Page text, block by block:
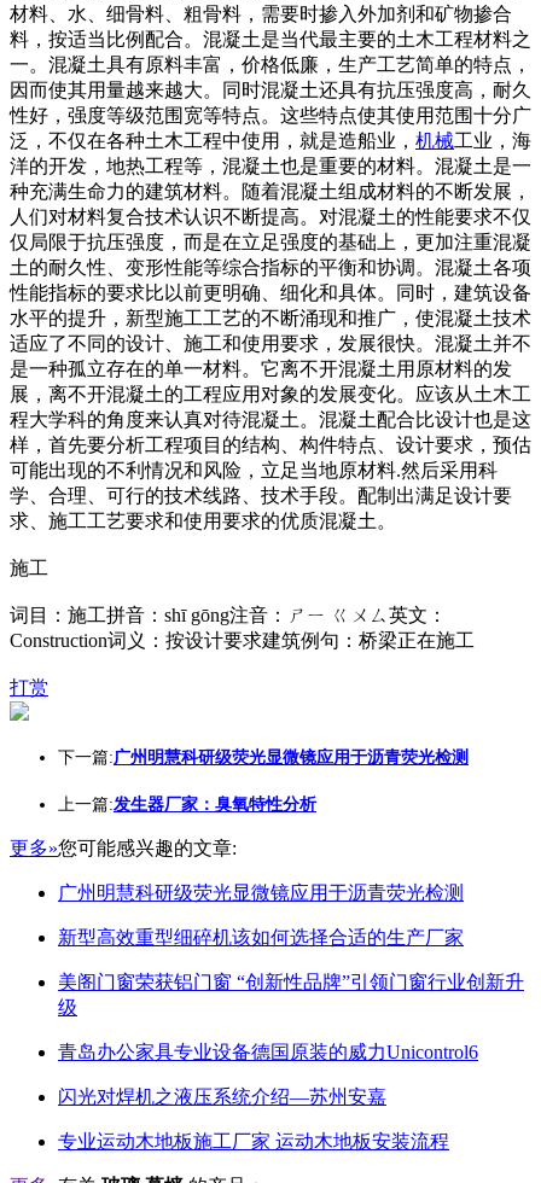
材料、水、细骨料、粗骨料，需要时掺入外加剂和矿物掺合
料，按适当比例配合。混凝土是当代最主要的土木工程材料之
一。混凝土具有原料丰富，价格低廉，生产工艺简单的特点，
因而使其用量越来越大。同时混凝土还具有抗压强度高，耐久
性好，强度等级范围宽等特点。这些特点使其使用范围十分广
泛，不仅在各种土木工程中使用，就是造船业， 机械工业，海
洋的开发，地热工程等，混凝土也是重要的材料。混凝土是一
种充满生命力的建筑材料。随着混凝土组成材料的不断发展，
人们对材料复合技术认识不断提高。对混凝土的性能要求不仅
仅局限于抗压强度，而是在立足强度的基础上，更加注重混凝
土的耐久性、变形性能等综合指标的平衡和协调。混凝土各项
性能指标的要求比以前更明确、细化和具体。同时，建筑设备
水平的提升，新型施工工艺的不断涌现和推广，使混凝土技术
适应了不同的设计、施工和使用要求，发展很快。混凝土并不
是一种孤立存在的单一材料。它离不开混凝土用原材料的发
展，离不开混凝土的工程应用对象的发展变化。应该从土木工
程大学科的角度来认真对待混凝土。混凝土配合比设计也是这
样，首先要分析工程项目的结构、构件特点、设计要求，预估
可能出现的不利情况和风险，立足当地原材料.然后采用科
学、合理、可行的技术线路、技术手段。配制出满足设计要
求、施工工艺要求和使用要求的优质混凝土。
施工
词目：施工拼音：shī gōng注音：ㄕㄧ ㄍㄨㄙ英文：
Construction词义：按设计要求建筑例句：桥梁正在施工
打赏
下一篇:广州明慧科研级荧光显微镜应用于沥青荧光检测
上一篇:发生器厂家：臭氧特性分析
更多»您可能感兴趣的文章:
广州明慧科研级荧光显微镜应用于沥青荧光检测
新型高效重型细碎机该如何选择合适的生产厂家
美阁门窗荣获铝门窗 “创新性品牌”引领门窗行业创新升
级
青岛办公家具专业设备德国原装的威力Unicontrol6
闪光对焊机之液压系统介绍—苏州安嘉
专业运动木地板施工厂家 运动木地板安装流程